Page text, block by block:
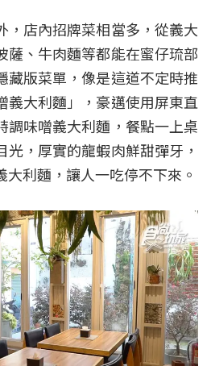
，店內招牌菜相當多，從義大
薩、牛肉麵等都能在蜜仔琉部
藏版菜單，像是這道不定時推
義大利麵」，豪邁使用屏東直
調味噌義大利麵，餐點一上桌
，厚實的龍蝦肉鮮甜彈牙，
利麵，讓人一吃停不下來。